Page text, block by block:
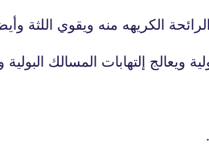
الكريهه منه ويقوي اللثة
ويعالج إلتهابات المسالك